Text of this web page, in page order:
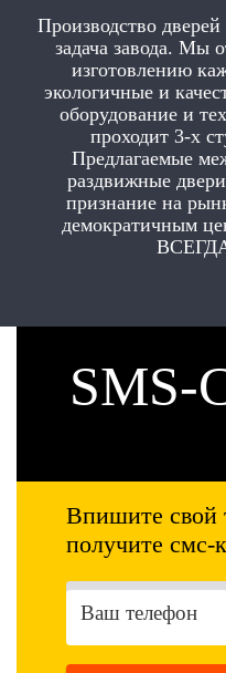
Производство
задача завода. Мы
изготовлению
экологичные и
оборудование и
проходит 3-х
Предлагаемые
раздвижные
признание на
демократичным
Впишите свой
получите смс-